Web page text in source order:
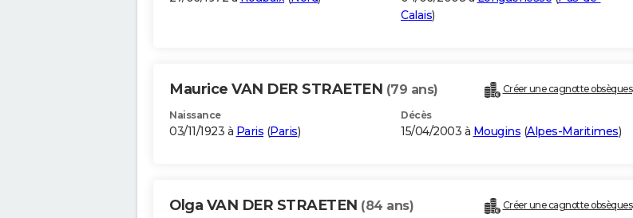
Calais)
Maurice VAN DER STRAETEN (79 ans) Créer une cagnotte obsèques
Naissance
03/11/1923 à Paris (Paris)
Décès
15/04/2003 à Mougins (Alpes-Maritimes)
Olga VAN DER STRAETEN (84 ans) Créer une cagnotte obsèques